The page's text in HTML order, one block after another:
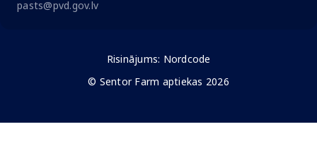
pasts@pvd.gov.lv
Risinājums: Nordcode
© Sentor Farm aptiekas 2026